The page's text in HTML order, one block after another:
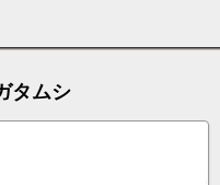
タムシ